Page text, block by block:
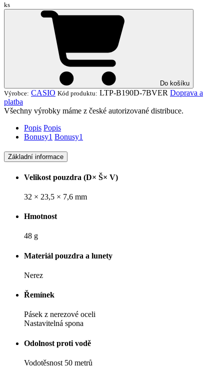
ks
Do košíku
Výrobce: CASIO Kód produktu: LTP-B190D-7BVER Doprava a
platba
Všechny výrobky máme z české autorizované distribuce.
Popis Popis
Bonusy1 Bonusy1
Základní informace
Velikost pouzdra (D× Š× V)
32 × 23,5 × 7,6 mm
Hmotnost
48 g
Materiál pouzdra a lunety
Nerez
Řemínek
Pásek z nerezové oceli
Nastavitelná spona
Odolnost proti vodě
Vodotěsnost 50 metrů